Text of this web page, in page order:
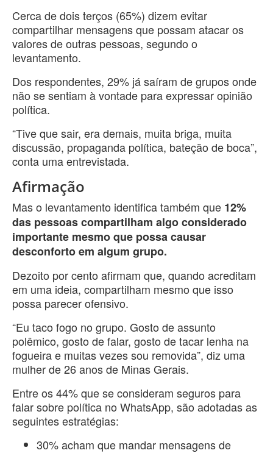
Cerca de dois terços (65%) dizem evitar
compartilhar mensagens que possam atacar os
valores de outras pessoas, segundo o
levantamento.
Dos respondentes, 29% já saíram de grupos onde
não se sentiam à vontade para expressar opinião
política.
“Tive que sair, era demais, muita briga, muita
discussão, propaganda política, bateção de boca”,
conta uma entrevistada.
Afirmação
Mas o levantamento identifica também que 12%
das pessoas compartilham algo considerado
importante mesmo que possa causar
desconforto em algum grupo.
Dezoito por cento afirmam que, quando acreditam
em uma ideia, compartilham mesmo que isso
possa parecer ofensivo.
“Eu taco fogo no grupo. Gosto de assunto
polêmico, gosto de falar, gosto de tacar lenha na
fogueira e muitas vezes sou removida”, diz uma
mulher de 26 anos de Minas Gerais.
Entre os 44% que se consideram seguros para
falar sobre política no WhatsApp, são adotadas as
seguintes estratégias:
30% acham que mandar mensagens de